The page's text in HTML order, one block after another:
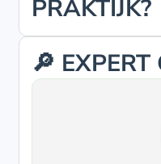
PRAKTIJK?
🔎 EXPERT